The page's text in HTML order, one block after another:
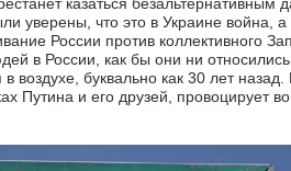
казаться
уверены, что это в Украине война, а
России против коллективного
в России, как бы они ни
воздухе, буквально как 30 лет
Путина и его друзей, провоцирует